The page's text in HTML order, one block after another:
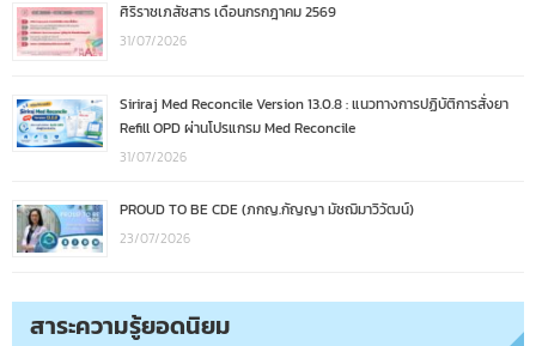
ศิริราชเภสัชสาร เดือนกรกฎาคม 2569
31/07/2026
Siriraj Med Reconcile Version 13.0.8 : แนวทางการปฏิบัติการสั่งยา
Refill OPD ผ่านโปรแกรม Med Reconcile
31/07/2026
PROUD TO BE CDE (ภกญ.กัญญา มัชฌิมาวิวัฒน์)
23/07/2026
สาระความรู้ยอดนิยม